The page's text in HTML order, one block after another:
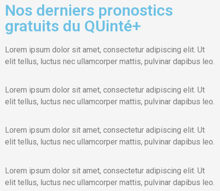
Nos derniers pronostics
gratuits du QUinté+
Lorem ipsum dolor sit amet, consectetur adipiscing elit. Ut
elit tellus, luctus nec ullamcorper mattis, pulvinar dapibus leo.
Lorem ipsum dolor sit amet, consectetur adipiscing elit. Ut
elit tellus, luctus nec ullamcorper mattis, pulvinar dapibus leo.
Lorem ipsum dolor sit amet, consectetur adipiscing elit. Ut
elit tellus, luctus nec ullamcorper mattis, pulvinar dapibus leo.
Lorem ipsum dolor sit amet, consectetur adipiscing elit. Ut
elit tellus, luctus nec ullamcorper mattis, pulvinar dapibus leo.